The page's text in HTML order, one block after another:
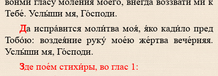
Тебе́. Услы́ши мя, Го́споди.
Да испра́вится моли́тва моя́, я́ко кади́ло пред
Тобо́ю: воздея́ние руку́ мое́ю же́ртва вече́рняя.
Услы́ши мя, Го́споди.
Зде пое́м стихи́ры, во глас 1: